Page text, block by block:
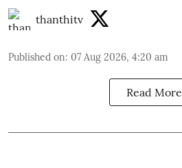
thanthitv
Published on: 07 Aug 2026, 4:20 am
Read More